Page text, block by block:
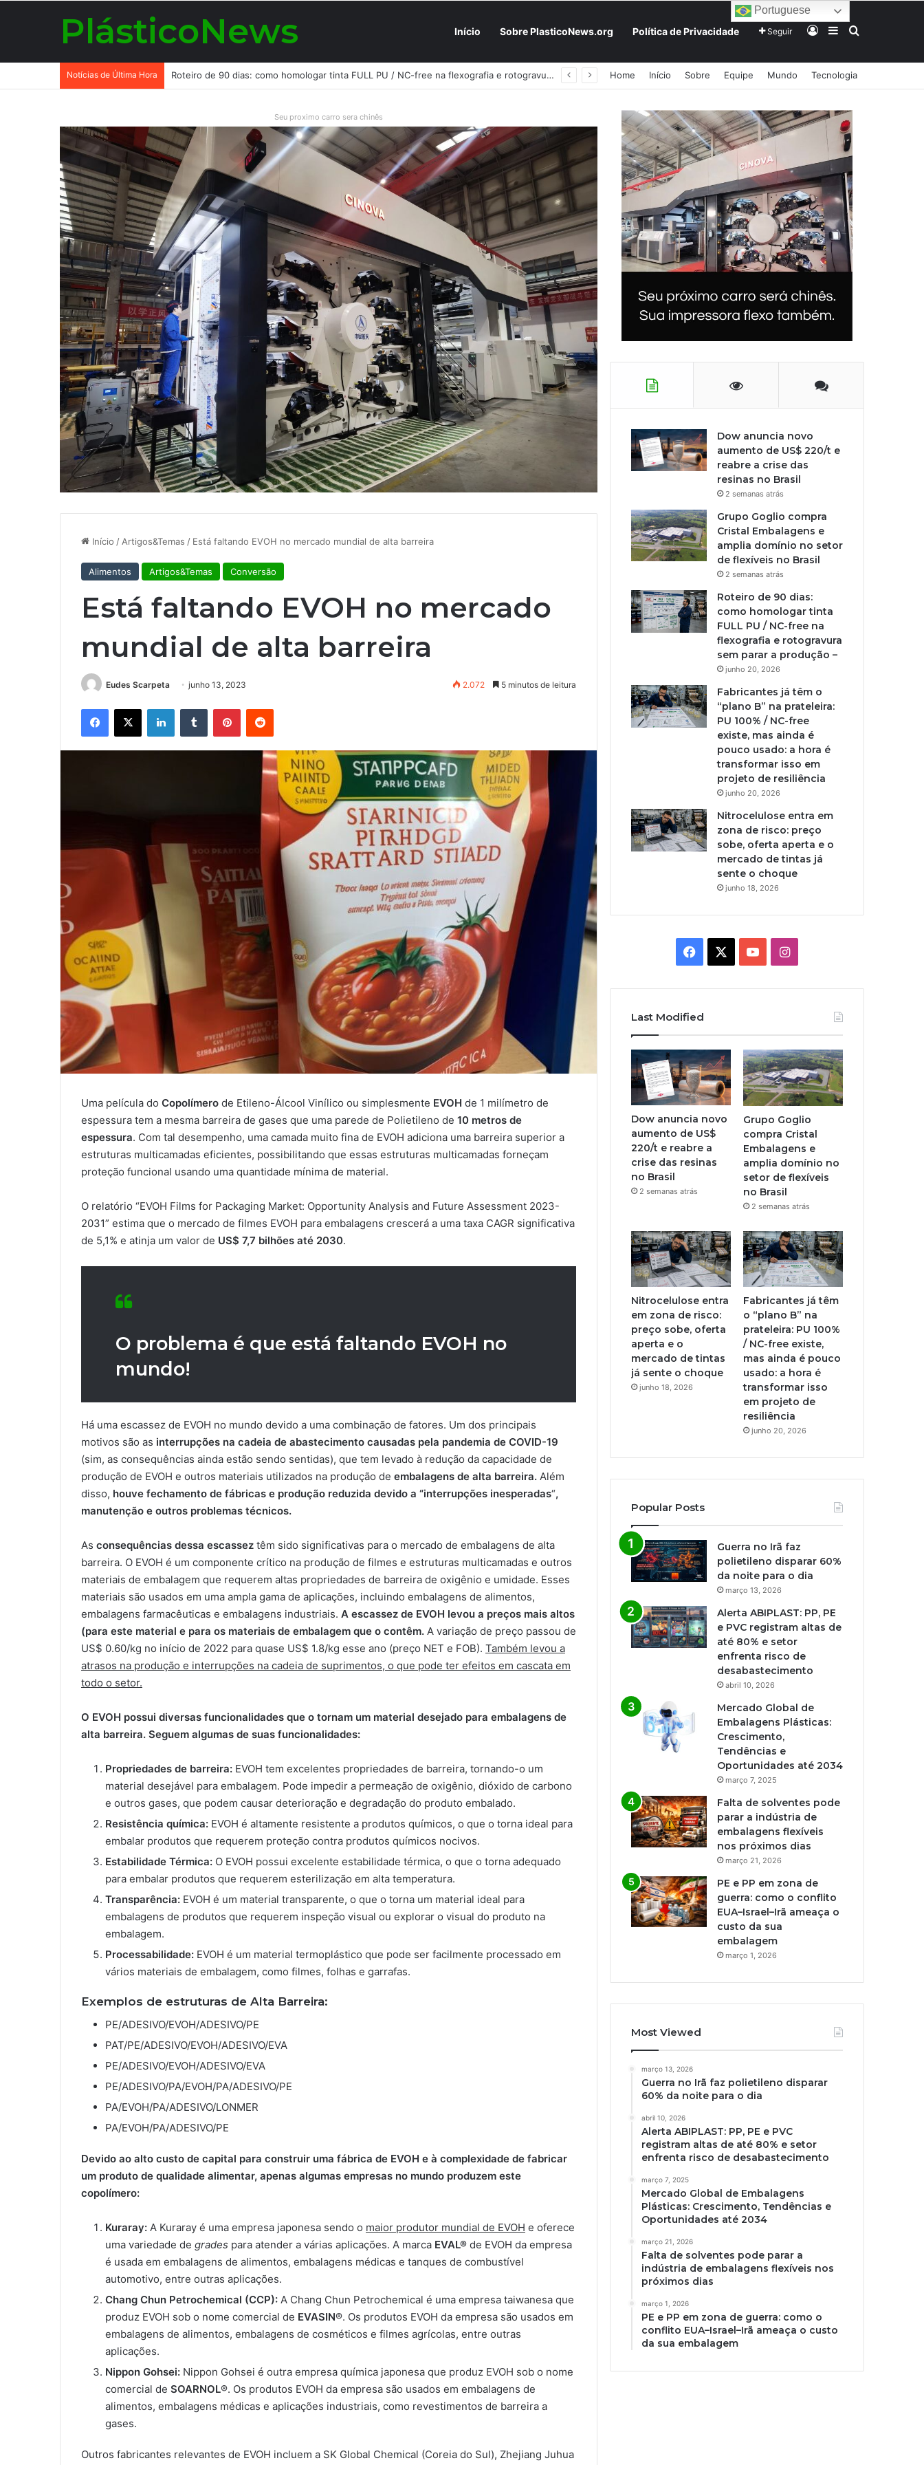
PlásticoNews Início Sobre PlasticoNews.org Política de Privacidade Seguir EntrarBarra Lateral
Procurar por
Notícias de Última Hora Fabricantes já têm o “plano B” na prateleira: PU 100% / NC-free existe, mas ainda é pouco usado: a hora é transformar isso em projeto de resiliência Home Início Sobre Equipe Mundo Tecnologia
Seu proximo carro sera chinês
Início / Artigos&Temas / Está faltando EVOH no mercado mundial de alta barreira
Alimentos Artigos&Temas Conversão
Está faltando EVOH no mercado
mundial de alta barreira
Eudes Scarpeta junho 13, 2023 2.072 5 minutos de leitura
Facebook
X LinkedinTumblr PinterestReddit
Uma película do Copolímero de Etileno-Álcool Vinílico ou simplesmente EVOH de 1 milímetro de
espessura tem a mesma barreira de gases que uma parede de Polietileno de 10 metros de
espessura. Com tal desempenho, uma camada muito fina de EVOH adiciona uma barreira superior a
estruturas multicamadas eficientes, possibilitando que essas estruturas multicamadas forneçam
proteção funcional usando uma quantidade mínima de material.
O relatório “EVOH Films for Packaging Market: Opportunity Analysis and Future Assessment 2023-
2031” estima que o mercado de filmes EVOH para embalagens crescerá a uma taxa CAGR significativa
de 5,1% e atinja um valor de US$ 7,7 bilhões até 2030.
O problema é que está faltando EVOH no
mundo!
Há uma escassez de EVOH no mundo devido a uma combinação de fatores. Um dos principais
motivos são as interrupções na cadeia de abastecimento causadas pela pandemia de COVID-19
(sim, as consequências ainda estão sendo sentidas), que tem levado à redução da capacidade de
produção de EVOH e outros materiais utilizados na produção de embalagens de alta barreira. Além
disso, houve fechamento de fábricas e produção reduzida devido a “interrupções inesperadas“,
manutenção e outros problemas técnicos.
As consequências dessa escassez têm sido significativas para o mercado de embalagens de alta
barreira. O EVOH é um componente crítico na produção de filmes e estruturas multicamadas e outros
materiais de embalagem que requerem altas propriedades de barreira de oxigênio e umidade. Esses
materiais são usados ​​em uma ampla gama de aplicações, incluindo embalagens de alimentos,
embalagens farmacêuticas e embalagens industriais. A escassez de EVOH levou a preços mais altos
(para este material e para os materiais de embalagem que o contêm. A variação de preço passou de
US$ 0.60/kg no início de 2022 para quase US$ 1.8/kg esse ano (preço NET e FOB). Também levou a
atrasos na produção e interrupções na cadeia de suprimentos, o que pode ter efeitos em cascata em
todo o setor.
O EVOH possui diversas funcionalidades que o tornam um material desejado para embalagens de
alta barreira. Seguem algumas de suas funcionalidades:
Propriedades de barreira: EVOH tem excelentes propriedades de barreira, tornando-o um
material desejável para embalagem. Pode impedir a permeação de oxigênio, dióxido de carbono
e outros gases, que podem causar deterioração e degradação do produto embalado.
Resistência química: EVOH é altamente resistente a produtos químicos, o que o torna ideal para
embalar produtos que requerem proteção contra produtos químicos nocivos.
Estabilidade Térmica: O EVOH possui excelente estabilidade térmica, o que o torna adequado
para embalar produtos que requerem esterilização em alta temperatura.
Transparência: EVOH é um material transparente, o que o torna um material ideal para
embalagens de produtos que requerem inspeção visual ou explorar o visual do produto na
embalagem.
Processabilidade: EVOH é um material termoplástico que pode ser facilmente processado em
vários materiais de embalagem, como filmes, folhas e garrafas.
Exemplos de estruturas de Alta Barreira:
PE/ADESIVO/EVOH/ADESIVO/PE
PAT/PE/ADESIVO/EVOH/ADESIVO/EVA
PE/ADESIVO/EVOH/ADESIVO/EVA
PE/ADESIVO/PA/EVOH/PA/ADESIVO/PE
PA/EVOH/PA/ADESIVO/LONMER
PA/EVOH/PA/ADESIVO/PE
Devido ao alto custo de capital para construir uma fábrica de EVOH e à complexidade de fabricar
um produto de qualidade alimentar, apenas algumas empresas no mundo produzem este
copolímero:
Kuraray: A Kuraray é uma empresa japonesa sendo o maior produtor mundial de EVOH e oferece
uma variedade de grades para atender a várias aplicações. A marca EVAL® de EVOH da empresa
é usada em embalagens de alimentos, embalagens médicas e tanques de combustível
automotivo, entre outras aplicações.
Chang Chun Petrochemical (CCP): A Chang Chun Petrochemical é uma empresa taiwanesa que
produz EVOH sob o nome comercial de EVASIN®. Os produtos EVOH da empresa são usados ​​em
embalagens de alimentos, embalagens de cosméticos e filmes agrícolas, entre outras
aplicações.
Nippon Gohsei: Nippon Gohsei é outra empresa química japonesa que produz EVOH sob o nome
comercial de SOARNOL®. Os produtos EVOH da empresa são usados ​​em embalagens de
alimentos, embalagens médicas e aplicações industriais, como revestimentos de barreira a
gases.
Outros fabricantes relevantes ​​de EVOH incluem a SK Global Chemical (Coreia do Sul), Zhejiang Juhua
Dow anuncia novo
aumento de US$ 220/t e
reabre a crise das
resinas no Brasil
2 semanas atrás
Grupo Goglio compra
Cristal Embalagens e
amplia domínio no setor
de flexíveis no Brasil
2 semanas atrás
Roteiro de 90 dias:
como homologar tinta
FULL PU / NC-free na
flexografia e rotogravura
sem parar a produção –
junho 20, 2026
Fabricantes já têm o
“plano B” na prateleira:
PU 100% / NC-free
existe, mas ainda é
pouco usado: a hora é
transformar isso em
projeto de resiliência
junho 20, 2026
Nitrocelulose entra em
zona de risco: preço
sobe, oferta aperta e o
mercado de tintas já
sente o choque
junho 18, 2026
Facebook YouTubeInstagram
Last Modified
Dow anuncia novo
aumento de US$
220/t e reabre a
crise das resinas
no Brasil
2 semanas atrás
Grupo Goglio
compra Cristal
Embalagens e
amplia domínio no
setor de flexíveis
no Brasil
2 semanas atrás
Nitrocelulose entra
em zona de risco:
preço sobe, oferta
aperta e o
mercado de tintas
já sente o choque
junho 18, 2026
Fabricantes já têm
o “plano B” na
prateleira: PU 100%
/ NC-free existe,
mas ainda é pouco
usado: a hora é
transformar isso
em projeto de
resiliência
junho 20, 2026
Popular Posts
Guerra no Irã faz
polietileno disparar 60%
da noite para o dia
março 13, 2026
Alerta ABIPLAST: PP, PE
e PVC registram altas de
até 80% e setor
enfrenta risco de
desabastecimento
abril 10, 2026
Mercado Global de
Embalagens Plásticas:
Crescimento,
Tendências e
Oportunidades até 2034
março 7, 2025
Falta de solventes pode
parar a indústria de
embalagens flexíveis
nos próximos dias
março 21, 2026
PE e PP em zona de
guerra: como o conflito
EUA–Israel–Irã ameaça o
custo da sua
embalagem
março 1, 2026
Most Viewed
março 13, 2026
Guerra no Irã faz polietileno disparar
60% da noite para o dia
abril 10, 2026
Alerta ABIPLAST: PP, PE e PVC
registram altas de até 80% e setor
enfrenta risco de desabastecimento
março 7, 2025
Mercado Global de Embalagens
Plásticas: Crescimento, Tendências e
Oportunidades até 2034
março 21, 2026
Falta de solventes pode parar a
indústria de embalagens flexíveis nos
próximos dias
março 1, 2026
PE e PP em zona de guerra: como o
conflito EUA–Israel–Irã ameaça o custo
da sua embalagem
Portuguese